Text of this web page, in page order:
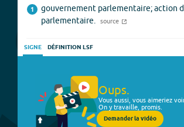
1
gouvernement parlementaire; action
parlementaire.
source
SIGNE DÉFINITION LSF
Oups.
Vous aussi, vous aimeriez
On y travaille, promis.
Demander la vidéo